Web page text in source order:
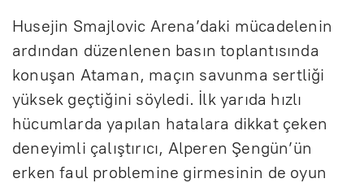
Husejin Smajlovic Arena’daki mücadelenin
ardından düzenlenen basın toplantısında
konuşan Ataman, maçın savunma sertliği
yüksek geçtiğini söyledi. İlk yarıda hızlı
hücumlarda yapılan hatalara dikkat çeken
deneyimli çalıştırıcı, Alperen Şengün’ün
erken faul problemine girmesinin de oyun